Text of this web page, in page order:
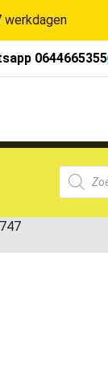
werkdagen
0644665355